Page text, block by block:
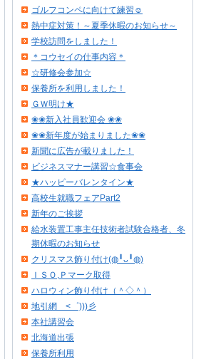
ゴルフコンペに向けて練習☺
熱中症対策！～夏季休暇のお知らせ～
学校訪問をしました！
＊コウセイの仕事内容＊
☆研修会参加☆
保養所を利用しました！
ＧＷ明け★
❀❀新入社員歓迎会 ❀❀
❀❀新年度が始まりました❀❀
新聞に広告が載りました！
ビジネスマナー講習☆食事会
★ハッピーバレンタイン★
高校生就職フェアPart2
新年のご挨拶
給水装置工事主任技術者試験合格者、冬
期休暇のお知らせ
クリスマス飾り付け(◍╹ᴗ╹◍)
ＩＳＯ,Ｐマーク取得
ハロウィン飾り付け（＾◇＾）
地引網 <゜)))彡
本社講習会
北海道出張
保養所利用